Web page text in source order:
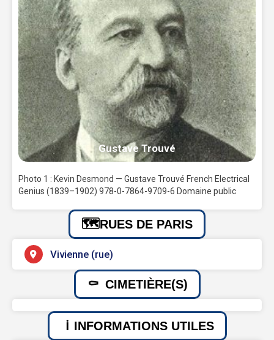
Gustave Trouvé
Photo 1 : Kevin Desmond — Gustave Trouvé French Electrical
Genius (1839–1902) 978-0-7864-9709-6 Domaine public
RUES DE PARIS
Vivienne (rue)
CIMETIÈRE(S)
INFORMATIONS UTILES